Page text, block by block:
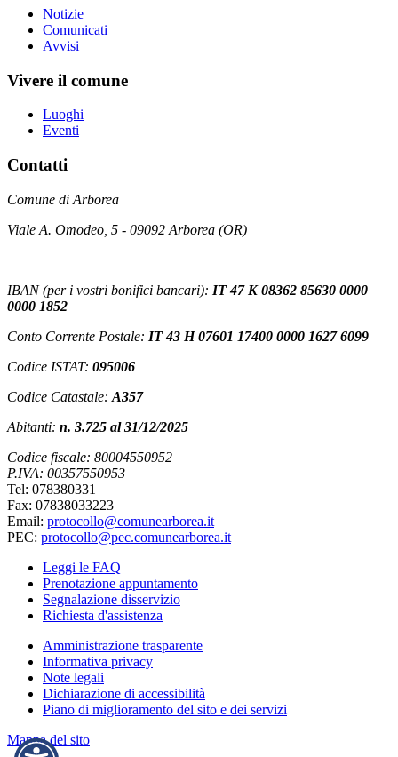
Notizie
Comunicati
Avvisi
Vivere il comune
Luoghi
Eventi
Contatti
Comune di Arborea
Viale A. Omodeo, 5 - 09092 Arborea (OR)
IBAN (per i vostri bonifici bancari): IT 47 K 08362 85630 0000
0000 1852
Conto Corrente Postale: IT 43 H 07601 17400 0000 1627 6099
Codice ISTAT: 095006
Codice Catastale: A357
Abitanti: n. 3.725 al 31/12/2025
Codice fiscale: 80004550952
P.IVA: 00357550953
Tel: 078380331
Fax: 07838033223
Email: protocollo@comunearborea.it
PEC: protocollo@pec.comunearborea.it
Leggi le FAQ
Prenotazione appuntamento
Segnalazione disservizio
Richiesta d'assistenza
Amministrazione trasparente
Informativa privacy
Note legali
Dichiarazione di accessibilità
Piano di miglioramento del sito e dei servizi
Mappa del sito